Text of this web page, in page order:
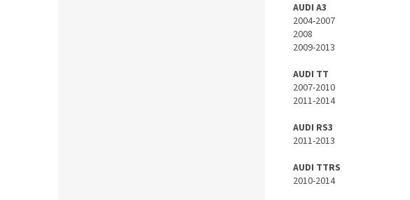
AUDI A3
2004-2007
2008
2009-2013
AUDI TT
2007-2010
2011-2014
AUDI RS3
2011-2013
AUDI TTRS
2010-2014